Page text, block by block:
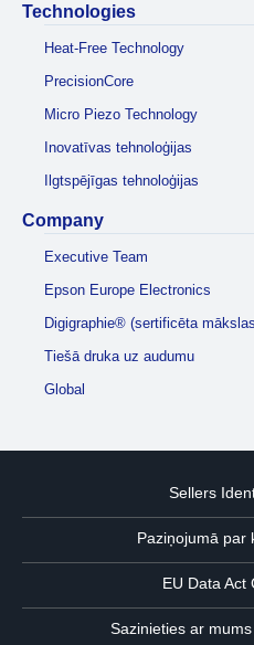
Technologies
Heat-Free Technology
PrecisionCore
Micro Piezo Technology
Inovatīvas tehnoloģijas
Ilgtspējīgas tehnoloģijas
Company
Executive Team
Epson Europe Electronics
Digigraphie® (sertificēta
Tiešā druka uz audumu
Global
Sellers
Paziņojumā par
EU Data Act
Sazinieties ar